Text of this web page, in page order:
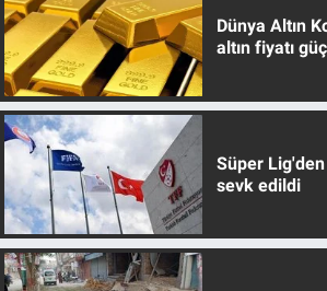
Dünya Altın
altın fiyatı
Süper
sevk edildi